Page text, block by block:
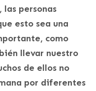
las personas
esto sea una
como
llevar nuestro
de ellos no
por diferentes